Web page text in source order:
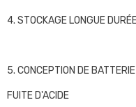
4. STOCKAGE LONGUE
5. CONCEPTION DE
FUITE D'ACIDE